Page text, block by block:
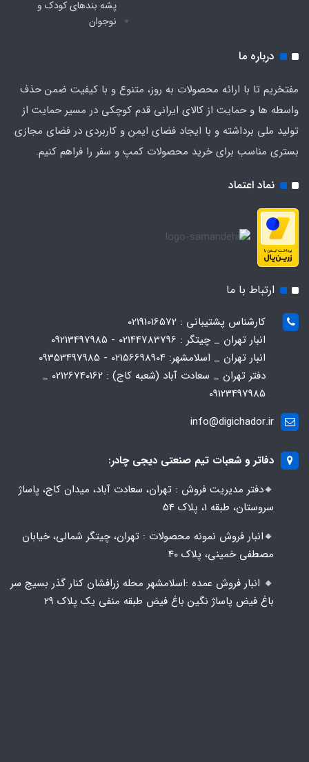
نماد اعتماد
پشه‌ بندهای کودک و
نوجوان
درباره ما
مفتخریم تا با ارائه محصولات به روز، متنوع و با کیفیت ضمن حذف
واسطه ها و حمایت از کالای ایرانی قدم کوچکی در مسیر حمایت از
تولید ملی برداشته و با ایجاد فضای ایمن و کاربردی در فضای مجازی
بستری مناسب برای خرید محصولات کمپ و سفر را فراهم کنیم.
ارتباط با ما
کارشناس پشتیبانی : 02191016572
انبار تهران _ چیتگر : 02144783796 - 09213497985
انبار تهران _ اسلامشهر: 02156698904 - 09353497985
دفتر تهران _ سعادت آباد (شعبه کاج) : 02126740162 _
09123497985
info@digichador.ir
دفاتر و شعبات تیم صنعتی دیجی چادر:
🔸️​​دفتر مدیریت فروش : تهران، سعادت آباد، میدان کاج، پاساژ
سروستان، طبقه 1، پلاک 54
🔸️​​انبار فروش نمونه محصولات : تهران، چیتگر شمالی، خیابان
مصطفی خمینی، پلاک 40
🔸️ انبار فروش عمده :اسلامشهر محله زرافشان کنار گذر بسیج سر
باغ فیض پاساژ نگین باغ فیض طبقه منفی یک پلاک ۲۹